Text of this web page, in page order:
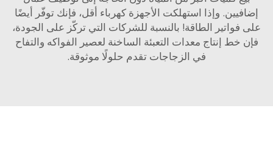
وإذا استهلكت الأجهزة كهرباء أقل، فإنك توفّر أيضًا
الطاقة! بالنسبة للشركات التي تركّز على الجودة،
خط إنتاج معدات التعبئة الساخنة لعصير الفواكه والتفاح
في الزجاجاتتقدم حلولًا موثوقة.